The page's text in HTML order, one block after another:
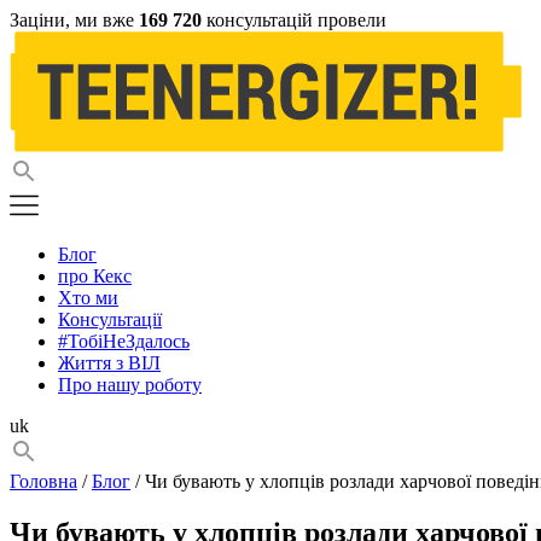
Заціни, ми вже 169 720 консультацій провели
Блог
про Кекс
Хто ми
Консультації
#ТобіНеЗдалось
Життя з ВІЛ
Про нашу роботу
uk
Головна /Блог / Чи бувають у хлопців розлади харчової
Чи бувають у хлопців розлади харчової